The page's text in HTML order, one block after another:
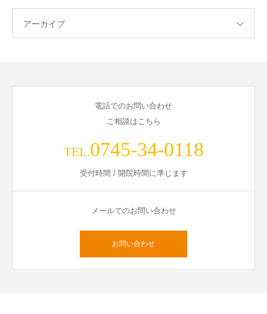
アーカイブ
電話でのお問い合わせ
ご相談はこちら
TEL.0745-34-0118
受付時間 / 開院時間に準じます
メールでのお問い合わせ
お問い合わせ